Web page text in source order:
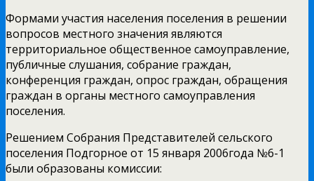
Формами участия населения поселения в решении
вопросов местного значения являются
территориальное общественное самоуправление,
публичные слушания, собрание граждан,
конференция граждан, опрос граждан, обращения
граждан в органы местного самоуправления
поселения.
Решением Собрания Представителей сельского
поселения Подгорное от 15 января 2006года №6-1
были образованы комиссии: